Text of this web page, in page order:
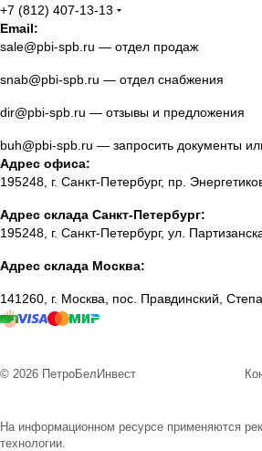
+7 (812) 407-13-13
Email:
sale@pbi-spb.ru — отдел продаж
snab@pbi-spb.ru — отдел снабжения
dir@pbi-spb.ru — отзывы и предложения
buh@pbi-spb.ru — запросить документы
Адрес офиса:
195248, г. Санкт-Петербург, пр.
Адрес склада Санкт-Петербург:
195248, г. Санкт-Петербург, ул.
Адрес склада Москва:
141260, г. Москва, пос. Правдинский,
© 2026 ПетроБелИнвест
На информационном ресурсе применяются
технологии.